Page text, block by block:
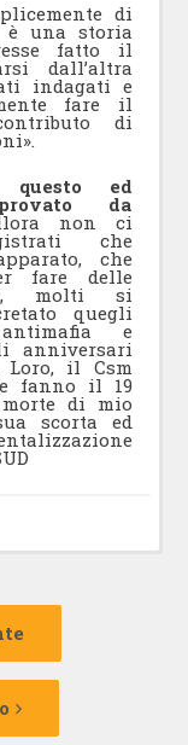
di
è una storia
fatto il
dall’altra
indagati e
fare il
di
ed
da
non ci
che
che
fare delle
molti si
quegli
e
anniversari
Loro, il Csm
fanno il 19
di mio
scorta ed
Articolo
Articolo